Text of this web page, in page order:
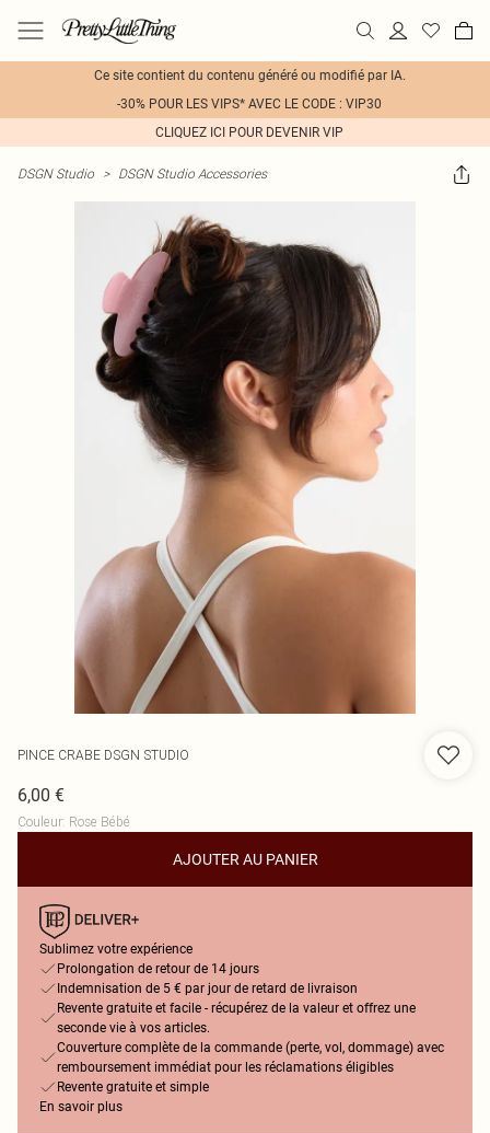
Ce site contient du contenu généré ou modifié par IA.
-30% POUR LES VIPS* AVEC LE CODE : VIP30
CLIQUEZ ICI POUR DEVENIR VIP
DSGN Studio > DSGN Studio Accessories
PINCE CRABE DSGN STUDIO
6,00 €
Couleur: Rose Bébé
AJOUTER AU PANIER
Sublimez votre expérience
Prolongation de retour de 14 jours
Indemnisation de 5 € par jour de retard de livraison
Revente gratuite et facile - récupérez de la valeur et offrez une
seconde vie à vos articles.
Couverture complète de la commande (perte, vol, dommage) avec
remboursement immédiat pour les réclamations éligibles
Revente gratuite et simple
En savoir plus